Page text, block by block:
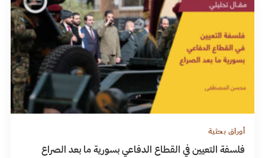
أوراق بحثية
فلسفة التعيين في القطاع الدفاعي بسورية ما بعد الصراع